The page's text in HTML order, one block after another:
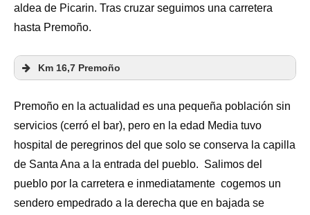
aldea de Picarin. Tras cruzar seguimos una carretera
hasta Premoño.
Km 16,7 Premoño
Premoño en la actualidad es una pequeña población sin
servicios (cerró el bar), pero en la edad Media tuvo
hospital de peregrinos del que solo se conserva la capilla
de Santa Ana a la entrada del pueblo. Salimos del
pueblo por la carretera e inmediatamente cogemos un
sendero empedrado a la derecha que en bajada se